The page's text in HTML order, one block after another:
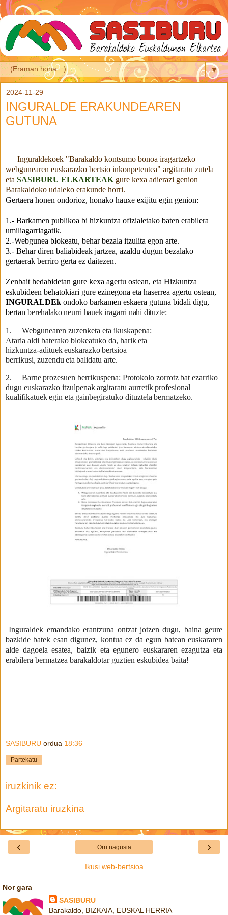
▼
2024-11-29
INGURALDE ERAKUNDEAREN
GUTUNA
Inguraldekoek "Barakaldo kontsumo bonoa iragartzeko
webgunearen euskarazko bertsio inkonpetentea" argitaratu zutela
eta SASIBURU ELKARTEAKgure kexa adierazi genion
Barakaldoko udaleko erakunde horri.
Gertaera honen ondorioz, honako hauxe exijitu egin genion:
1.- Barkamen publikoa bi hizkuntza ofizialetako baten erabilera
umiliagarriagatik.
2.-Webgunea blokeatu, behar bezala itzulita egon arte.
3.- Behar diren baliabideak jartzea, azaldu dugun bezalako
gertaerak berriro gerta ez daitezen.
Zenbait hedabidetan gure kexa agertu ostean, eta Hizkuntza
eskubideen behatokiari gure ezinegona eta haserrea agertu ostean,
INGURALDEk ondoko barkamen eskaera gutuna bidali digu,
bertan berehalako neurri hauek iragarri nahi dituzte:
1.
Webgunearen zuzenketa eta ikuskapena:
Ataria aldi baterako blokeatuko da, hariketa
hizkuntza-adituekeuskarazkobertsioa
berrikusi, zuzendu eta balidatuarte.
2. Barne prozesuen berrikuspena: Protokolo zorrotz bat ezarriko
dugu euskarazko itzulpenakargitaratu aurretik profesional
kualifikatuekegin eta gainbegiratuko dituztela bermatzeko.
Inguraldek emandako erantzuna ontzat jotzen dugu, baina geure
bazkide batek esan digunez, kontua ez da egun batean euskararen
alde dagoela esatea, baizik eta egunero euskararen ezagutza eta
erabilera bermatzea barakaldotar guztien eskubidea baita!
SASIBURU ordua 18:36
Partekatu
iruzkinik ez:
Argitaratu iruzkina
‹ ›
Orri nagusia
Ikusi web-bertsioa
Nor gara
SASIBURU
Barakaldo, BIZKAIA, EUSKAL HERRIA